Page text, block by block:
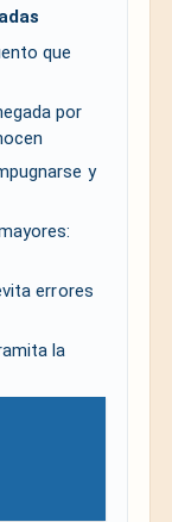
que
por
y
errores
la